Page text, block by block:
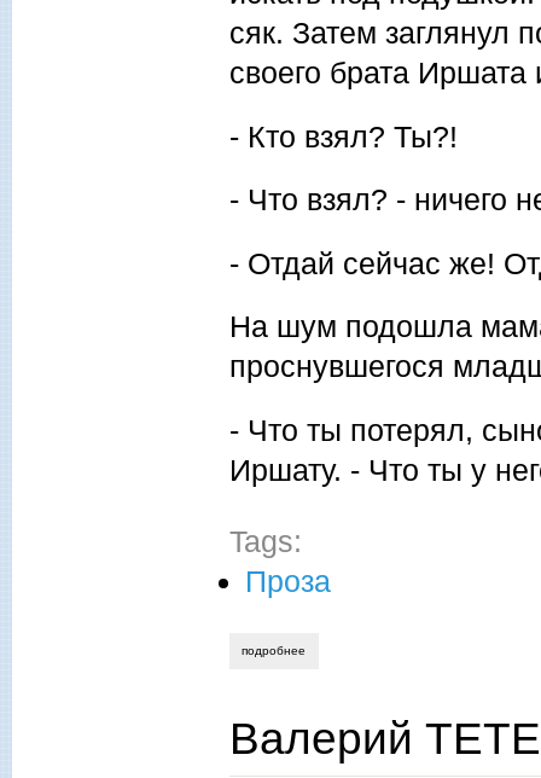
сяк. Затем заглянул
своего брата Иршата
- Кто взял? Ты?!
- Что взял? - ничего
- Отдай сейчас же!
На шум подошла
проснувшегося
- Что ты потерял,
Иршату. - Что ты у
Tags:
Проза
подробнее
Валерий